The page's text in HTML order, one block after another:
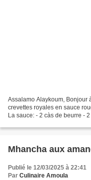
Assalamo Alaykoum, Bonjour
crevettes royales en sauce
La sauce: - 2 càs de beurre -
Mhancha aux
Publié le 12/03/2025 à 22:41
Par Culinaire Amoula